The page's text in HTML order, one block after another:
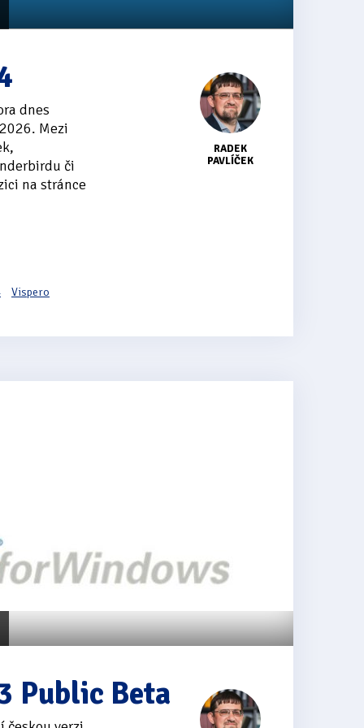
RADEK
PAVLÍČEK
dnes
Mezi
či
na stránce
Vispero
Public Beta